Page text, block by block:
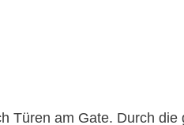
Türen am Gate. Durch die